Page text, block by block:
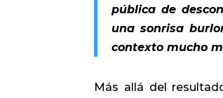
pública de
una sonrisa
contexto mucho
Más allá del